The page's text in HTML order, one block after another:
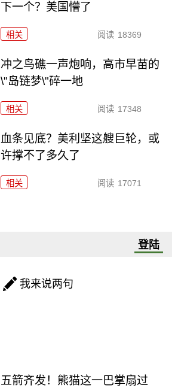
下一个？美国懵了
相关 阅读 18369
冲之鸟礁一声炮响，高市早苗的
\"岛链梦\"碎一地
相关 阅读 17348
血条见底？美利坚这艘巨轮，或
许撑不了多久了
相关 阅读 17071
登陆
我来说两句
五箭齐发！熊猫这一巴掌扇过